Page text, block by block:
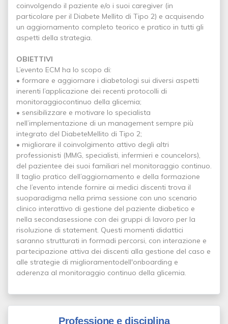
coinvolgendo il paziente e/o i suoi caregiver (in
particolare per il Diabete Mellito di Tipo 2) e acquisendo
un aggiornamento completo teorico e pratico in tutti gli
aspetti della strategia.
OBIETTIVI
L’evento ECM ha lo scopo di:
• formare e aggiornare i diabetologi sui diversi aspetti
inerenti l’applicazione dei recenti protocolli di
monitoraggiocontinuo della glicemia;
• sensibilizzare e motivare lo specialista
nell’implementazione di un management sempre più
integrato del DiabeteMellito di Tipo 2;
• migliorare il coinvolgimento attivo degli altri
professionisti (MMG, specialisti, infermieri e councelors),
del pazientee dei suoi familiari nel monitoraggio continuo.
Il taglio pratico dell’aggiornamento e della formazione
che l’evento intende fornire ai medici discenti trova il
suoparadigma nella prima sessione con uno scenario
clinico interattivo di gestione del paziente diabetico e
nella secondasessione con dei gruppi di lavoro per la
risoluzione di statement. Questi momenti didattici
saranno strutturati in formadi percorsi, con interazione e
partecipazione attiva dei discenti alla gestione del caso e
alle strategie di miglioramentodell'onboarding e
aderenza al monitoraggio continuo della glicemia.
Professione e disciplina